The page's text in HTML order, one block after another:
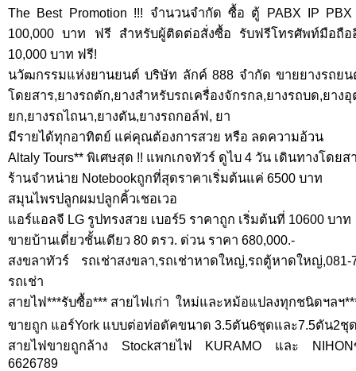
The Best Promotion !!! จำนวนจำกัด ซื้อ ตู้ PABX IP
100,000 บาท ฟรี สำหรับผู้ติดต่อสั่งซื้อ รับฟรีโทรศัพท์มือถื
10,000 บาท ฟรี!
นวัฒกรรมแห่งยานยนต์ บริษัท ลักค์ 888 จำกัด ขายยางรถยน
โดยสาร,ยางรถตัก,ยางสำหรับรถเครื่องจักรกล,ยางรถบด,ยาง
ยก,ยางรถไถนา,ยางตัน,ยางรถกอล์ฟ, ยา
มีรายได้ทุกอาทิตย์ แค่คุณต้องการสวย หรือ ลดความอ้วน
Altaly Tours** พิเศษสุด !! แพกเกจทัวร์ ดูไบ 4 วัน เดินทางโดยส
ร้านจำหน่าย Notebookถูกที่สุดราคาเริ่มต้นแค่ 6500 บาท
สมุนไพรปลูกผมปลูกคิ้วเชอเวอ
แอร์แอลจี LG รูปทรงสวย เบอร์5 ราคาถูก เริ่มต้นที่ 10600 บาท
ขายบ้านเดี่ยวชั้นเดียว 80 ตรว. ด่วน ราคา 680,000.-
สงขลาทัวร์ รถเช่าสงขลา,รถเช่าหาดใหญ่,รถตู้หาดใหญ่,081-
รถเช่า
สายไฟ***รับซื้อ*** สายไฟเก่า  ใหม่และหม้อแปลงทุกชนิดฯลฯ
ขายถูก แอร์York แบบต่อท่อดัคขนาด 3.5ตัน6ชุดและ7.5ตัน2ชุด
สายไฟขายถูกล้าง Stockสายไฟ KURAMO และ NIHON
6626789